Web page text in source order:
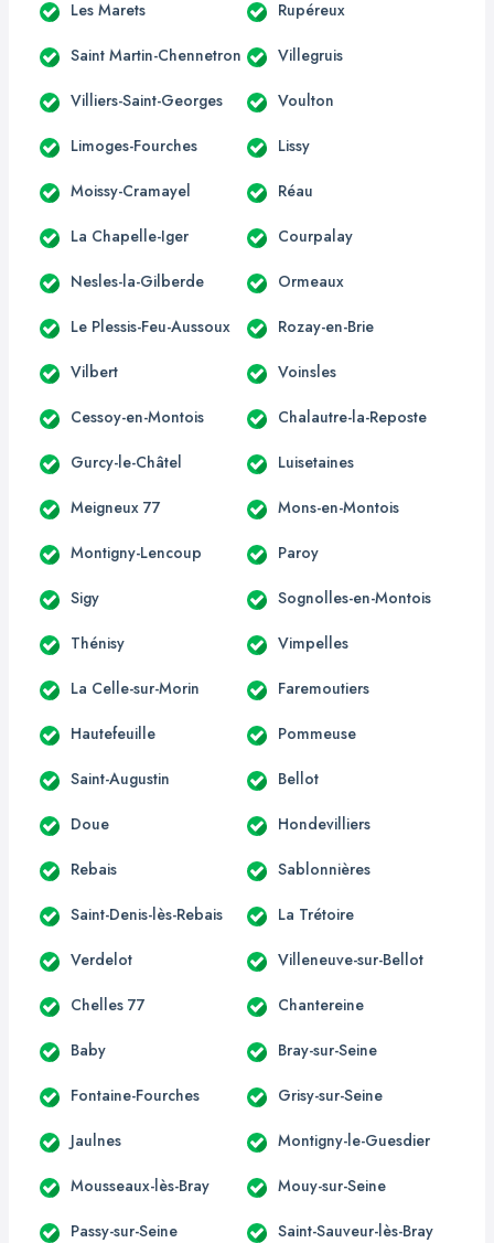
Les Marets Rupéreux
Saint Martin-Chennetron Villegruis
Villiers-Saint-Georges Voulton
Limoges-Fourches Lissy
Moissy-Cramayel Réau
La Chapelle-Iger Courpalay
Nesles-la-Gilberde Ormeaux
Le Plessis-Feu-Aussoux Rozay-en-Brie
Vilbert Voinsles
Cessoy-en-Montois Chalautre-la-Reposte
Gurcy-le-Châtel Luisetaines
Meigneux 77 Mons-en-Montois
Montigny-Lencoup Paroy
Sigy Sognolles-en-Montois
Thénisy Vimpelles
La Celle-sur-Morin Faremoutiers
Hautefeuille Pommeuse
Saint-Augustin Bellot
Doue Hondevilliers
Rebais Sablonnières
Saint-Denis-lès-Rebais La Trétoire
Verdelot Villeneuve-sur-Bellot
Chelles 77 Chantereine
Baby Bray-sur-Seine
Fontaine-Fourches Grisy-sur-Seine
Jaulnes Montigny-le-Guesdier
Mousseaux-lès-Bray Mouy-sur-Seine
Passy-sur-Seine Saint-Sauveur-lès-Bray